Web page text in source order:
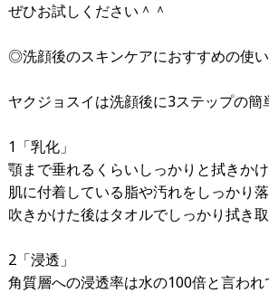
ぜひお試しください＾＾
◎洗顔後のスキンケアにおすすめの使
ヤクジョスイは洗顔後に3ステップの簡
1「乳化」
顎まで垂れるくらいしっかりと拭きかけ
肌に付着している脂や汚れをしっかり
吹きかけた後はタオルでしっかり拭き
2「浸透」
角質層への浸透率は水の100倍と言われ